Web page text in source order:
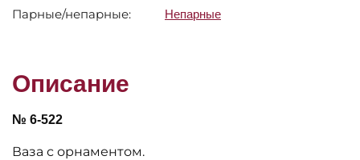
Парные/непарные: Непарные
Описание
№ 6-522
Ваза с орнаментом.